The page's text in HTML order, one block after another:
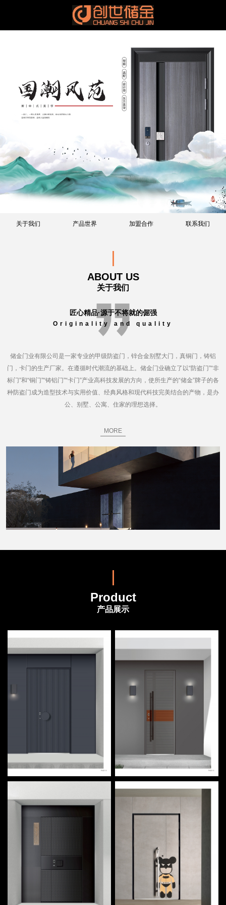
关于我们 产品世界 加盟合作 联系我们
ABOUT US
关于我们
匠心精品·源于不将就的倔强
Originality and quality
储金门业有限公司是一家专业的甲级防盗门，锌合金别墅大门，真铜门，铸铝
门，卡门的生产厂家。在遵循时代潮流的基础上。储金门业确立了以“防盗门”“非
标门”和“铜门”“铸铝门”“卡门”产业高科技发展的方向，使所生产的“储金”牌子的各
种防盗门成为造型技术与实用价值、经典风格和现代科技完美结合的产物，是办
公、别墅、公寓、住家的理想选择。
MORE
Product
产品展示